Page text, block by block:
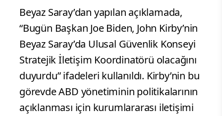
Beyaz Saray’dan yapılan açıklamada,
“Bugün Başkan Joe Biden, John Kirby’nin
Beyaz Saray’da Ulusal Güvenlik Konseyi
Stratejik İletişim Koordinatörü olacağını
duyurdu” ifadeleri kullanıldı. Kirby’nin bu
görevde ABD yönetiminin politikalarının
açıklanması için kurumlararası iletişimi